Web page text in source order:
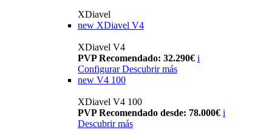
XDiavel
new XDiavel V4
XDiavel V4
PVP Recomendado: 32.290€ i
Configurar Descubrir más
new V4 100
XDiavel V4 100
PVP Recomendado desde: 78.000€ i
Descubrir más